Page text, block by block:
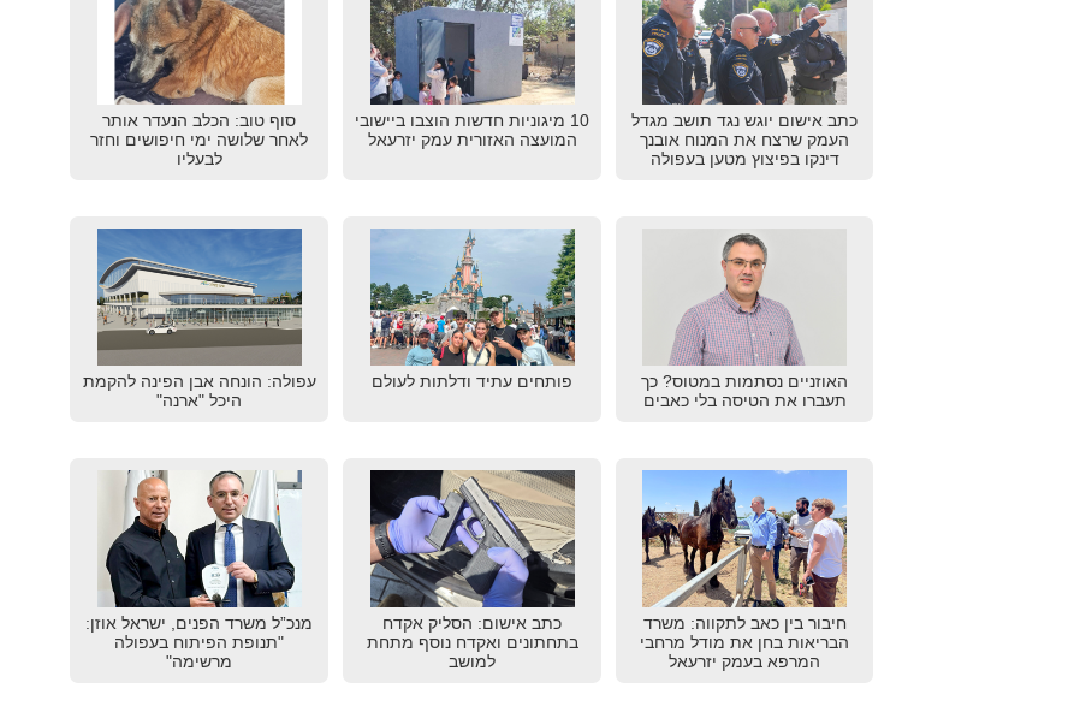
כתב אישום יוגש נגד תושב מגדל
העמק שרצח את המנוח אובנך
דינקו בפיצוץ מטען בעפולה
10 מיגוניות חדשות הוצבו ביישובי
המועצה האזורית עמק יזרעאל
סוף טוב: הכלב הנעדר אותר
לאחר שלושה ימי חיפושים וחזר
לבעליו
האוזניים נסתמות במטוס? כך
תעברו את הטיסה בלי כאבים
פותחים עתיד ודלתות לעולם
עפולה: הונחה אבן הפינה להקמת
היכל "ארנה"
חיבור בין כאב לתקווה: משרד
הבריאות בחן את מודל מרחבי
המרפא בעמק יזרעאל
כתב אישום: הסליק אקדח
בתחתונים ואקדח נוסף מתחת
למושב
מנכ”ל משרד הפנים, ישראל אוזן:
"תנופת הפיתוח בעפולה
מרשימה"